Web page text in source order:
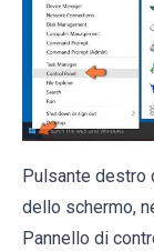
Pulsante destro
dello schermo,
Pannello di